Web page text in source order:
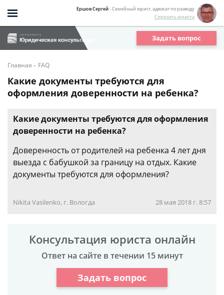
Ершов Сергей- Семейный юрист, адвокат по разводу
Спросить юриста
Задать вопрос
Главная - FAQ
Какие документы требуются для
оформления доверенности на ребенка?
Какие документы требуются для оформления
доверенности на ребенка?
Доверенность от родителей на ребенка 4 лет дня
выезда с бабушкой за границу на отдых. Какие
документы требуются для оформления?
Nikita Vasilenko, г. Вологда 28 мая 2018 г. 8:57
Консультация юриста онлайн
Ответ на сайте в течении 15 минут
Задать вопрос